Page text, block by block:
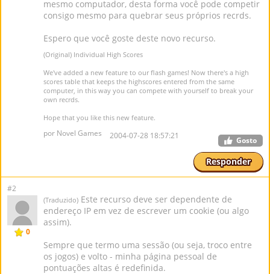
mesmo computador, desta forma você pode competir
consigo mesmo para quebrar seus próprios recrds.
Espero que você goste deste novo recurso.
(Original) Individual High Scores
We've added a new feature to our flash games! Now there's a high
scores table that keeps the highscores entered from the same
computer, in this way you can compete with yourself to break your
own recrds.
Hope that you like this new feature.
por Novel Games 2004-07-28 18:57:21 Gosto
Responder
#2
0
(Traduzido) Este recurso deve ser dependente de
endereço IP em vez de escrever um cookie (ou algo
assim).
Sempre que termo uma sessão (ou seja, troco entre
os jogos) e volto - minha página pessoal de
pontuações altas é redefinida.